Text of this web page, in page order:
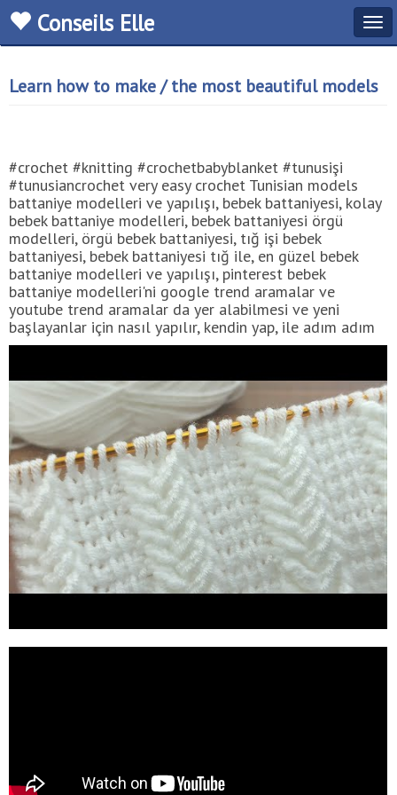
Conseils Elle
Learn how to make / the most beautiful models
#crochet #knitting #crochetbabyblanket #tunusişi
#tunusiancrochet very easy crochet Tunisian models
battaniye modelleri ve yapılışı, bebek battaniyesi, kolay
bebek battaniye modelleri, bebek battaniyesi örgü
modelleri, örgü bebek battaniyesi, tığ işi bebek
battaniyesi, bebek battaniyesi tığ ile, en güzel bebek
battaniye modelleri ve yapılışı, pinterest bebek
battaniye modelleri'ni google trend aramalar ve
youtube trend aramalar da yer alabilmesi ve yeni
başlayanlar için nasıl yapılır, kendin yap, ile adım adım
anlattım.Umarım faydalı bir eğitim videosu olur. My
egitim videosu, uzaktan öğretim video, world trend,
dünya trendi, youtube trend, trend, 2020 trend, elle
örgü, örgü modellerini içeren yutup videolar dan
bazılarına aşağıdaki linklerden ulaşabilirsiniz.
Videolarımın devami için youtube kanalıma abone olun
lütfen...Youtube tredaamalar da ençk tercih ediln elle
örgü bebek battaniyesi örerken merak edilen sorular ve
cevapları videomda -Bebek battaniye modellerini
örerken hangi türde ve ne renk ip kullanmalıyız? -Bebek
battaniye modellerini örerken kaç numara tığ tercih
etmeliyiz? -Bebek battaniyesi ne kaç zincir çekilerek
başlanır ? my knitting hobby youtube kanalımdaki diğer
tığişi , en yeni , elle örgü modellerim , Bebek battaniye
örgü tv battaniyesi, örgü diz battaniyesi, tığ işi battaniye
modelleri , bebek battaniye , tığ işi battaniye , tığ işi
örgü modelleri tığ , battaniye modelleri kolay , kolay
battaniye örgü modelleri , kolay bebek battaniyesi